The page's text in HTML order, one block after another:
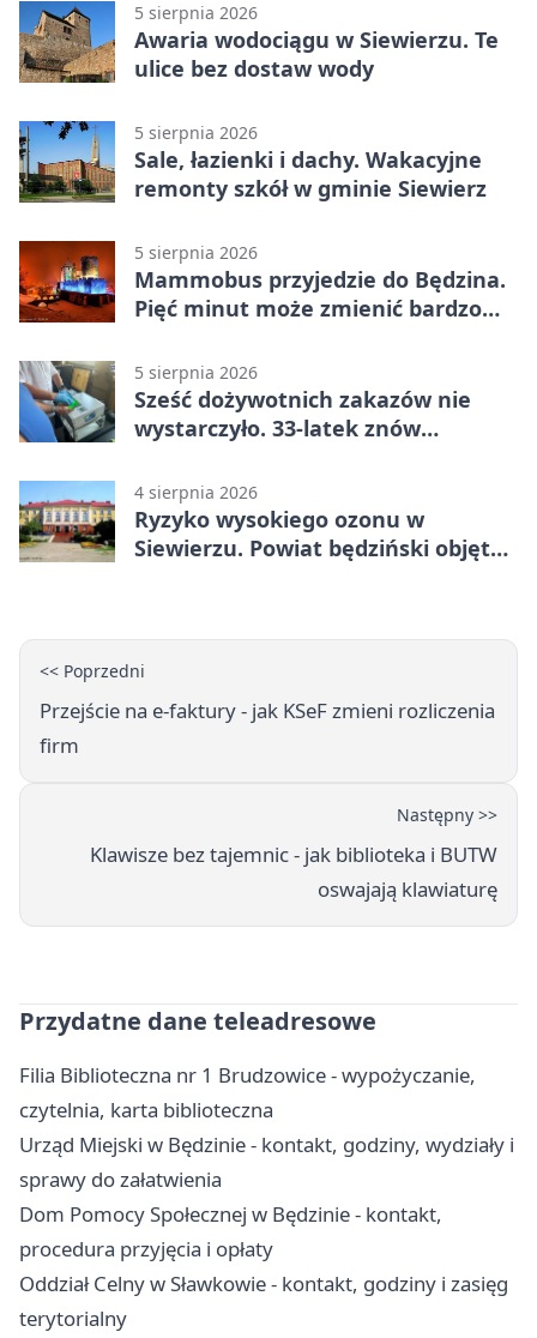
5 sierpnia 2026
Awaria wodociągu w Siewierzu. Te
ulice bez dostaw wody
5 sierpnia 2026
Sale, łazienki i dachy. Wakacyjne
remonty szkół w gminie Siewierz
5 sierpnia 2026
Mammobus przyjedzie do Będzina.
Pięć minut może zmienić bardzo
5 sierpnia 2026
Sześć dożywotnich zakazów nie
wystarczyło. 33-latek znów
4 sierpnia 2026
Ryzyko wysokiego ozonu w
Siewierzu. Powiat będziński objęty
<< Poprzedni
Przejście na e-faktury - jak KSeF zmieni rozliczenia
firm
Następny >>
Klawisze bez tajemnic - jak biblioteka i BUTW
oswajają klawiaturę
Przydatne dane teleadresowe
Filia Biblioteczna nr 1 Brudzowice - wypożyczanie,
czytelnia, karta biblioteczna
Urząd Miejski w Będzinie - kontakt, godziny, wydziały i
sprawy do załatwienia
Dom Pomocy Społecznej w Będzinie - kontakt,
procedura przyjęcia i opłaty
Oddział Celny w Sławkowie - kontakt, godziny i zasięg
terytorialny